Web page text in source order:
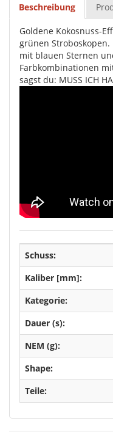
Beschreibung
Goldene Kokosnuss-
grünen Stroboskopen.
mit blauen Sternen
Farbkombinationen
sagst du: MUSS ICH
Schuss:
Kaliber [mm]:
Kategorie:
Dauer (s):
NEM (g):
Shape:
Teile: